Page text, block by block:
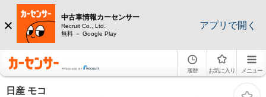
中古車情報カーセンサー
Recruit Co., Ltd.
無料 － Google Play
アプリで開く
履歴 お気に入り メニュー
日産 モコ